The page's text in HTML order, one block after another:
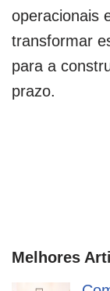
operacionais
transformar
para a
prazo.
Melhores